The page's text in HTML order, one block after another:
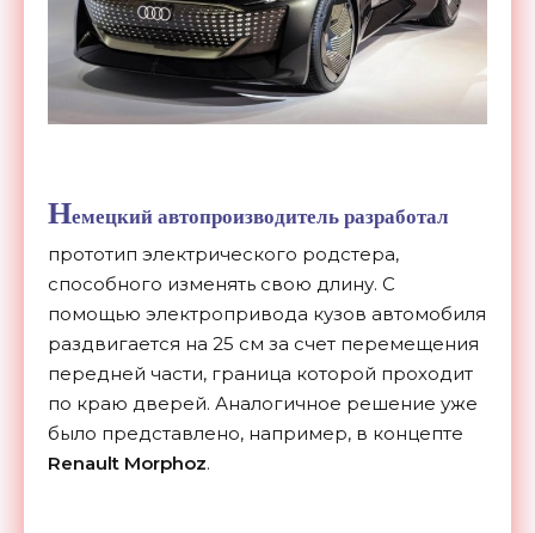
Немецкий автопроизводитель разработал
прототип электрического родстера,
способного изменять свою длину. С
помощью электропривода кузов автомобиля
раздвигается на 25 см за счет перемещения
передней части, граница которой проходит
по краю дверей. Аналогичное решение уже
было представлено, например, в концепте
Renault Morphoz.